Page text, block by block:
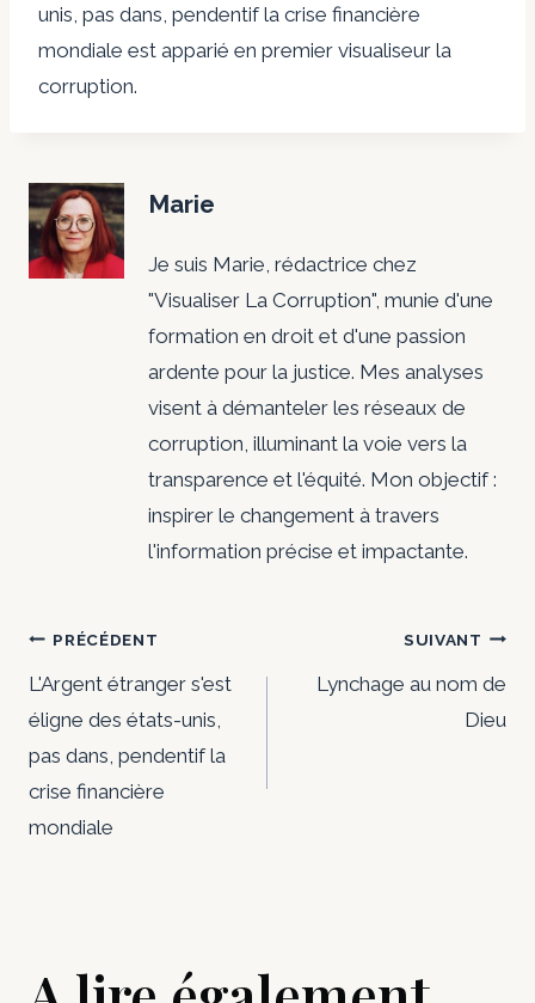
unis, pas dans, pendentif la crise financière
mondiale est apparié en premier visualiseur la
corruption.
Marie
Je suis Marie, rédactrice chez
"Visualiser La Corruption", munie d'une
formation en droit et d'une passion
ardente pour la justice. Mes analyses
visent à démanteler les réseaux de
corruption, illuminant la voie vers la
transparence et l'équité. Mon objectif :
inspirer le changement à travers
l'information précise et impactante.
Navigation
de
l’article
PRÉCÉDENT
L'Argent étranger s'est
éligne des états-unis,
pas dans, pendentif la
crise financière
mondiale
SUIVANT
Lynchage au nom de
Dieu